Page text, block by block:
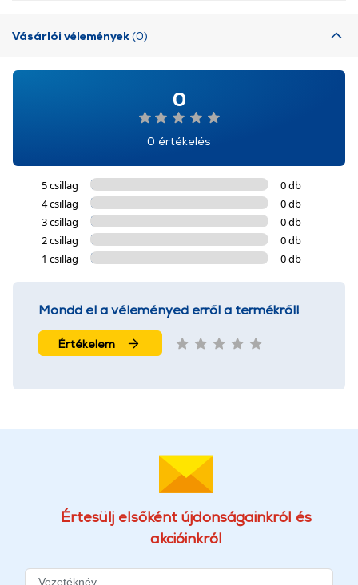
Vásárlói vélemények(0)
0
0 értékelés
5 csillag
0 db
4 csillag
0 db
3 csillag
0 db
2 csillag
0 db
1 csillag
0 db
Mondd el a véleményed erről a termékről!
Értékelem
Értesülj elsőként újdonságainkról és
akcióinkról